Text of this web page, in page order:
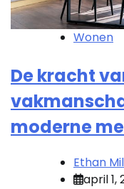
Wonen
De kracht
moderne
Ethan
april 1,